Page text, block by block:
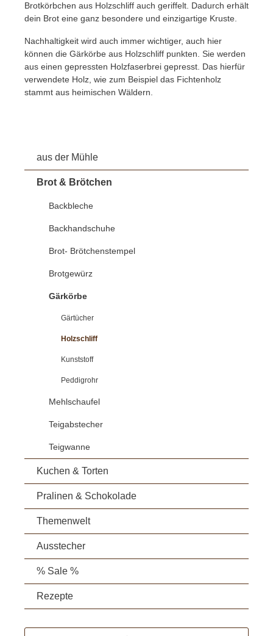
Brotkörbchen aus Holzschliff auch geriffelt. Dadurch erhält
dein Brot eine ganz besondere und einzigartige Kruste.
Nachhaltigkeit wird auch immer wichtiger, auch hier
können die Gärkörbe aus Holzschliff punkten. Sie werden
aus einen gepressten Holzfaserbrei gepresst. Das hierfür
verwendete Holz, wie zum Beispiel das Fichtenholz
stammt aus heimischen Wäldern.
aus der Mühle
Brot & Brötchen
Backbleche
Backhandschuhe
Brot- Brötchenstempel
Brotgewürz
Gärkörbe
Gärtücher
Holzschliff
Kunststoff
Peddigrohr
Mehlschaufel
Teigabstecher
Teigwanne
Kuchen & Torten
Pralinen & Schokolade
Themenwelt
Ausstecher
% Sale %
Rezepte